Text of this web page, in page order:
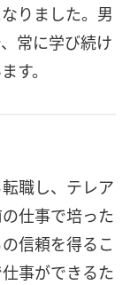
りました。男
常に学び続け
す。
職し、テレア
仕事で培った
信頼を得るこ
事ができるた